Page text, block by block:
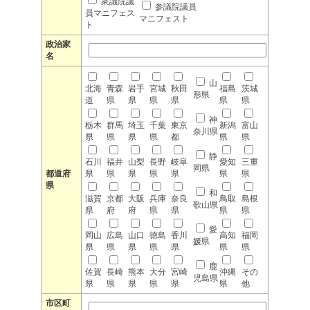
員マニフェス
ト
参議院議員
マニフェスト
政治家
名
都道府
県
北海
道
青森
県
岩手
県
宮城
県
秋田
県
山
形県
福島
県
茨城
県
栃木
県
群馬
県
埼玉
県
千葉
県
東京
都
神
奈川県
新潟
県
富山
県
石川
県
福井
県
山梨
県
長野
県
岐阜
県
静
岡県
愛知
県
三重
県
滋賀
県
京都
府
大阪
府
兵庫
県
奈良
県
和
歌山県
鳥取
県
島根
県
岡山
県
広島
県
山口
県
徳島
県
香川
県
愛
媛県
高知
県
福岡
県
佐賀
県
長崎
県
熊本
県
大分
県
宮崎
県
鹿
児島県
沖縄
県
その
他
市区町